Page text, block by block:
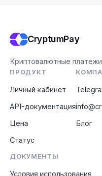
CryptumPay
Криптовалютные
ПРОДУКТ
Личный кабинет
API-документация
Цена
Статус
Блог
ДОКУМЕНТЫ
Условия использования